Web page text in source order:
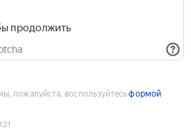
продолжить
пожалуйста, воспользуйтесьформой